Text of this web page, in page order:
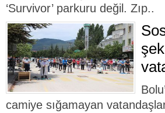
‘Survivor’ parkuru değil. Zıp..
camiye sığamayan